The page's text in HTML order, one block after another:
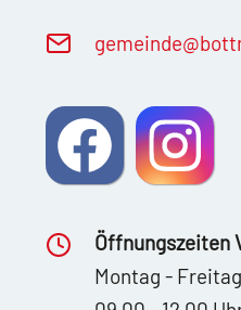
g m nd b
Öffnungszeiten
Montag - Freitag